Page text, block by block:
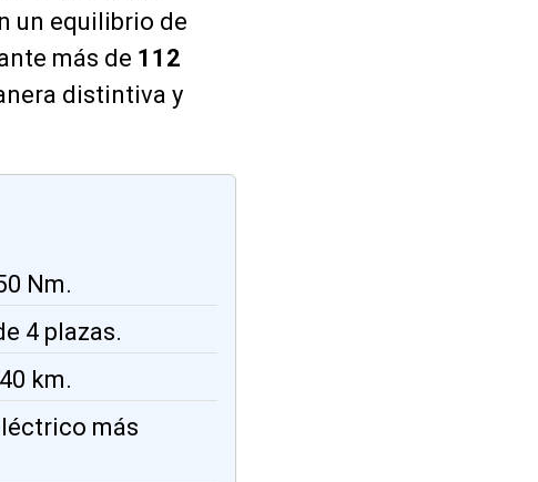
un equilibrio de
más de 112
distintiva y
Nm.
4 plazas.
km.
más